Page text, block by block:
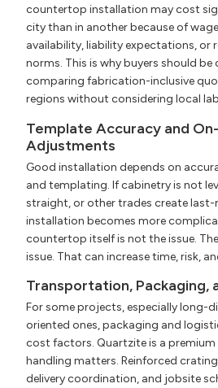
countertop installation may cost
city than in another because of
availability, liability expectations, or
norms. This is why buyers should be
comparing fabrication-inclusive
regions without considering local
Template Accuracy and
Adjustments
Good installation depends on
and templating. If cabinetry is not
straight, or other trades create last-
installation becomes more
countertop itself is not the issue.
issue. That can increase time, risk,
Transportation, Packaging,
For some projects, especially long-
oriented ones, packaging and
cost factors. Quartzite is a
handling matters. Reinforced
delivery coordination, and jobsite